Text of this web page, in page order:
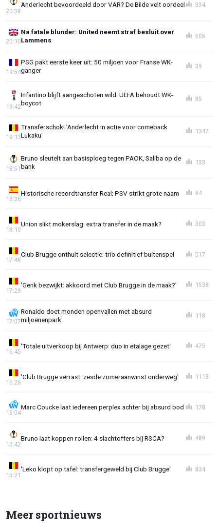
Anderlecht bevoordeeld door VAR? De Bilde velt oordeel
20:38
334
Na fatale blunder: United neemt straf besluit over
Lammens
20:10
605
PSG pakt eerste keer uit: 50 miljoen voor Franse WK-
ganger
19:54
39
Infantino blijft aangeschoten wild: UEFA behoudt WK-
boycot
19:42
85
Transferschok! 'Anderlecht in actie voor comeback
Lukaku'
19:13
1347
Bruno sleutelt aan basisploeg tegen PAOK, Saliba op de
bank
18:51
133
Historische recordtransfer Real; PSV strikt grote naam
18:36
84
Union slikt mokerslag: extra transfer in de maak?
18:10
303
Club Brugge onthult selectie: trio definitief buitenspel
17:48
517
'Genk bezwijkt: akkoord met Club Brugge in de maak?'
17:29
1538
Ronaldo doet monden openvallen met absurd
miljoenenpark
17:07
118
'Totale uitverkoop bij Antwerp: duo in etalage gezet'
16:45
475
'Club Brugge verrast: zesde zomeraanwinst onderweg'
16:26
1113
Marc Coucke laat iedereen perplex achter bij absurd bod
16:04
178
Bruno laat koppen rollen: 4 slachtoffers bij RSCA?
15:42
489
'Leko klopt op tafel: transfergeweld bij Club Brugge'
15:21
834
Meer sportnieuws